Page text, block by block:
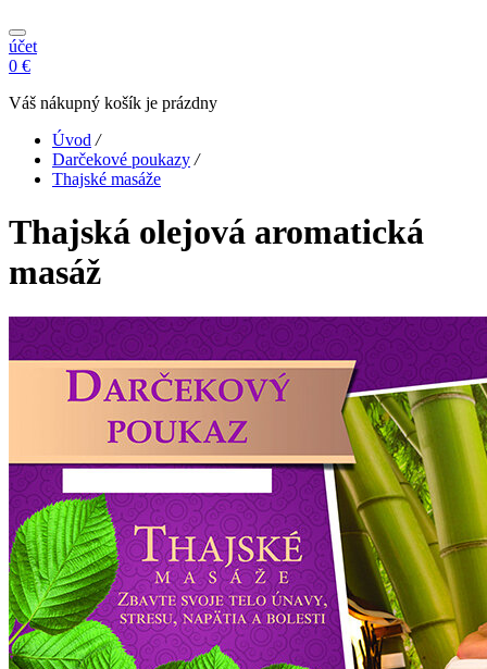
účet
0 €
Váš nákupný košík je prázdny
Úvod /
Darčekové poukazy /
Thajské masáže
Thajská olejová aromatická
masáž